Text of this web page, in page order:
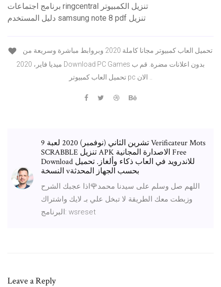
برنامج اجتماعات ringcentral تنزيل الكمبيوتر
دليل المستخدم samsung note 8 pdf تنزيل
ميديا فاير، 2020 Download PC Games بدون اعلانات مضرة. قم ب
9 تشرين الثاني (نوفمبر) 2020 لعبة Verificateur Mots
SCRABBLE تنزيل APK الاصدارة المجانية Free
Download للاندرويد في العاب ذكاء وألغاز. تحميل
اللهم صل وسلم على سيدنا محمد🌹اذا عجبك الشرح
وزبطت معك الطريقة لا تبخل علي بـ لايك واشتراك
البرنامج: wsreset
Leave a Reply